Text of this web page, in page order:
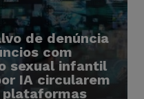
de denúncia
com
sexual infantil
IA circularem
plataformas